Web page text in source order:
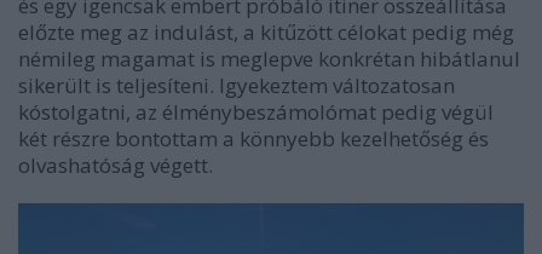
előzte meg az indulást, a kitűzött célokat pedig még
némileg magamat is meglepve konkrétan hibátlanul
sikerült is teljesíteni. Igyekeztem változatosan
kóstolgatni, az élménybeszámolómat pedig végül
két részre bontottam a könnyebb kezelhetőség és
olvashatóság végett.